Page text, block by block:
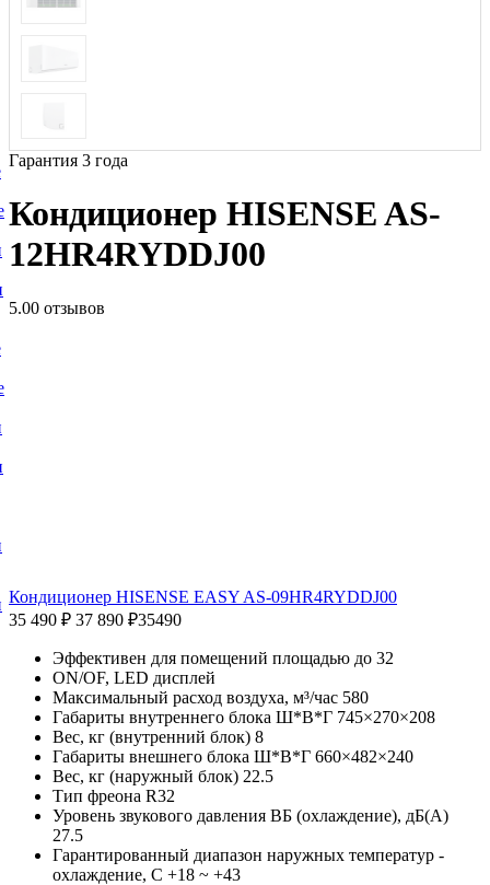
Гарантия 3 года
Кондиционер HISENSE AS-
12HR4RYDDJ00
5.00 отзывов
Кондиционер HISENSE EASY AS-09HR4RYDDJ00
35 490 ₽ 37 890 ₽35490
Эффективен для помещений площадью до 32
ON/OF, LED дисплей
Максимальный расход воздуха, м³/час 580
Габариты внутреннего блока Ш*В*Г 745×270×208
Вес, кг (внутренний блок) 8
Габариты внешнего блока Ш*В*Г 660×482×240
Вес, кг (наружный блок) 22.5
Тип фреона R32
Уровень звукового давления ВБ (охлаждение), дБ(А)
27.5
Гарантированный диапазон наружных температур -
охлаждение, С +18 ~ +43